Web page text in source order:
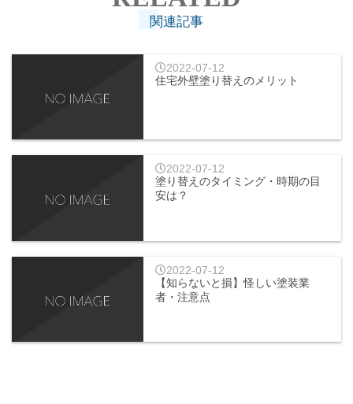
関連記事
2022-07-12
住宅外壁塗り替えのメリット
2022-07-12
塗り替えのタイミング・時期の目
安は？
2022-07-12
【知らないと損】怪しい塗装業
者・注意点